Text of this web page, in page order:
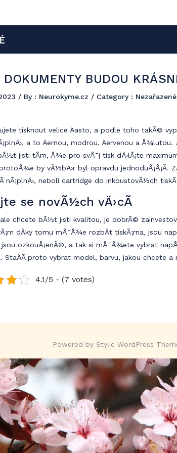
DOKUMENTY BUDOU
/ By : Neurokyme.cz / Category : Nezařazené
tisknout velice Äasto, a podle toho takÃ©
a to Äernou, modrou, Äervenou a
jisti tÃ­m, Å¾e pro svÅ¯j tisk dÄ›lÃ¡te
by vÃ½bÄ›r byl opravdu jednoduÅ¡Å¡Ã­.
nÃ¡plnÄ›, neboli cartridge do inkoustovÃ½ch
se novÃ½ch vÄ›cÃ­
chcete bÃ½t jisti kvalitou, je dobrÃ©
dÃ­ky tomu mÅ¯Å¾e rozbÃ­t tiskÃ¡rna, jsou
ozkouÅ¡enÃ©, a tak si mÅ¯Å¾ete vybrat
StaÄÃ­ proto vybrat model, barvu, jakou chcete
4.1/5 - (7 votes)
Powered by Stylic WordPress